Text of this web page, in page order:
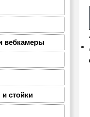
вебкамеры
стойки